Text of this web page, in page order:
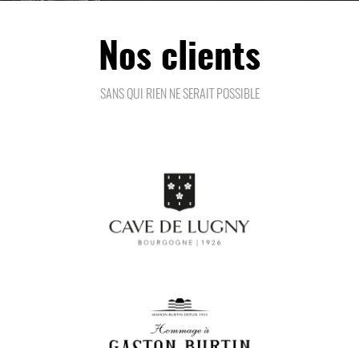
Nos clients
SANS QUI RIEN NE SERAIT POSSIBLE